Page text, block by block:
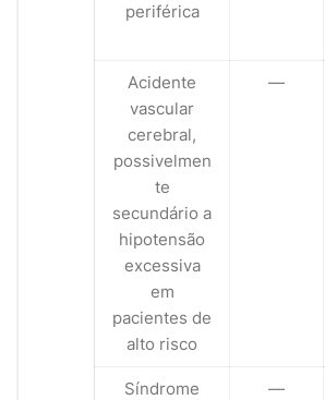
periférica
Acidente
vascular
cerebral,
possivelmen
te
secundário a
hipotensão
excessiva
em
pacientes de
alto risco
—
Síndrome
—